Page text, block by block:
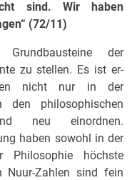
sind. Wir haben
(72/11)
der
zu stellen. Es ist er­
nicht nur in der
den philosophischen
neu einordnen.
haben sowohl in der
höchste
Nuur-Zahlen sind fein